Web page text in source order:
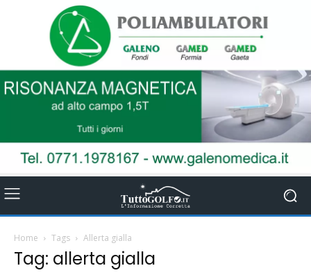
Home Tags Allerta gialla
Tag: allerta gialla